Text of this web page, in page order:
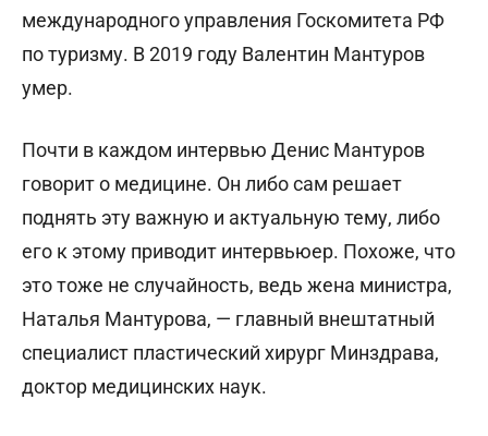
международного управления Госкомитета РФ
по туризму. В 2019 году Валентин Мантуров
умер.
Почти в каждом интервью Денис Мантуров
говорит о медицине. Он либо сам решает
поднять эту важную и актуальную тему, либо
его к этому приводит интервьюер. Похоже, что
это тоже не случайность, ведь жена министра,
Наталья Мантурова, — главный внештатный
специалист пластический хирург Минздрава,
доктор медицинских наук.